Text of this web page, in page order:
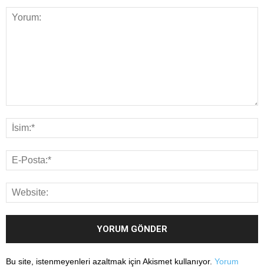
Bu site, istenmeyenleri azaltmak için Akismet kullanıyor. Yorum